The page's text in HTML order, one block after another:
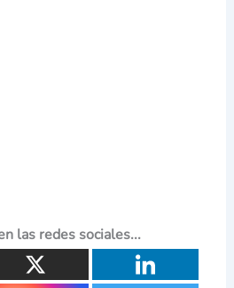
las redes sociales...